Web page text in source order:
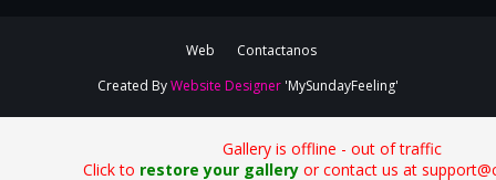
Web
Contactanos
Created ByWebsite Designer 'MySundayFeeling'
Gallery is offline - out of traffic
Click to restore your galleryor contact us at